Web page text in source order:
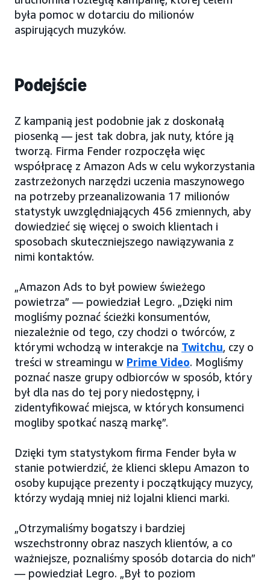
była pomoc w dotarciu do milionów
aspirujących muzyków.
Podejście
Z kampanią jest podobnie jak z doskonałą
piosenką — jest tak dobra, jak nuty, które ją
tworzą. Firma Fender rozpoczęła więc
współpracę z Amazon Ads w celu wykorzystania
zastrzeżonych narzędzi uczenia maszynowego
na potrzeby przeanalizowania 17 milionów
statystyk uwzględniających 456 zmiennych, aby
dowiedzieć się więcej o swoich klientach i
sposobach skuteczniejszego nawiązywania z
nimi kontaktów.
„Amazon Ads to był powiew świeżego
powietrza” — powiedział Legro. „Dzięki nim
mogliśmy poznać ścieżki konsumentów,
niezależnie od tego, czy chodzi o twórców, z
którymi wchodzą w interakcje na Twitchu, czy o
treści w streamingu w Prime Video. Mogliśmy
poznać nasze grupy odbiorców w sposób, który
był dla nas do tej pory niedostępny, i
zidentyfikować miejsca, w których konsumenci
mogliby spotkać naszą markę”.
Dzięki tym statystykom firma Fender była w
stanie potwierdzić, że klienci sklepu Amazon to
osoby kupujące prezenty i początkujący muzycy,
którzy wydają mniej niż lojalni klienci marki.
„Otrzymaliśmy bogatszy i bardziej
wszechstronny obraz naszych klientów, a co
ważniejsze, poznaliśmy sposób dotarcia do nich”
— powiedział Legro. „Był to poziom